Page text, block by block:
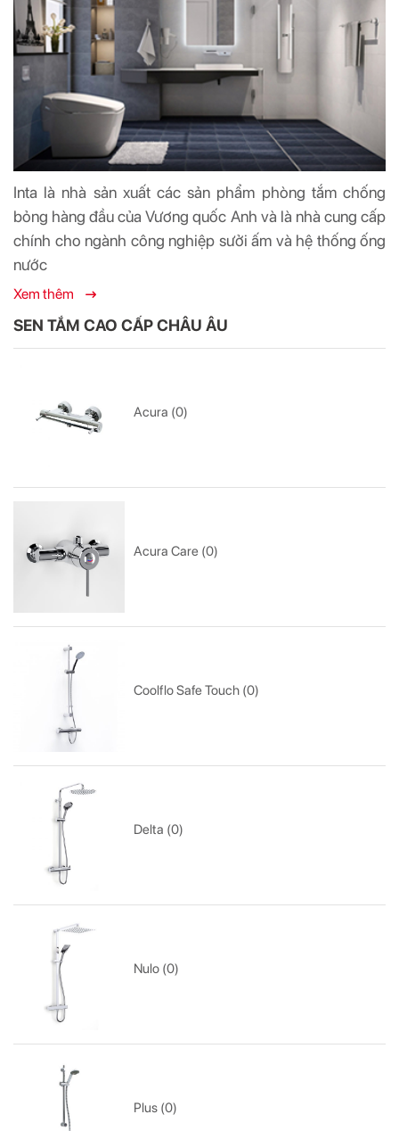
Inta là nhà sản xuất các sản phẩm phòng tắm chống
bỏng hàng đầu của Vương quốc Anh và là nhà cung cấp
chính cho ngành công nghiệp sưởi ấm và hệ thống ống
nước
Xem thêm
SEN TẮM CAO CẤP CHÂU ÂU
Acura (0)
Acura Care (0)
Coolflo Safe Touch (0)
Delta (0)
Nulo (0)
Plus (0)